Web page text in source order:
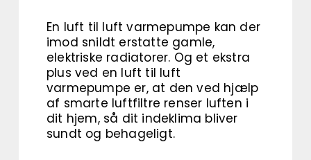
En luft til luft varmepumpe kan der
imod snildt erstatte gamle,
elektriske radiatorer. Og et ekstra
plus ved en luft til luft
varmepumpe er, at den ved hjælp
af smarte luftfiltre renser luften i
dit hjem, så dit indeklima bliver
sundt og behageligt.